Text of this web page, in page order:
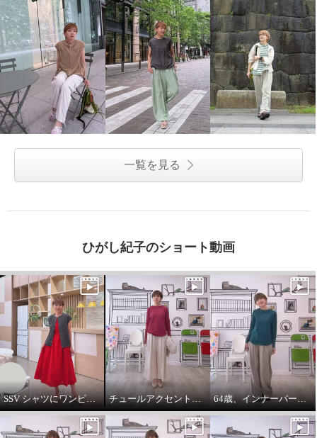
一覧を見る
ひがし紀子のショート動画
SSV シャツにワンピースをコーデしてみました。 チュールアクセントパーカー64歳カジュアル大好きが推し！ 64歳、インナーパーカーは必需品です。